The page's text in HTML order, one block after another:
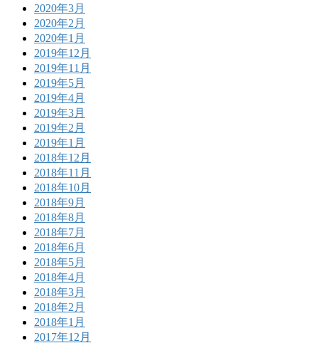
2020年3月
2020年2月
2020年1月
2019年12月
2019年11月
2019年5月
2019年4月
2019年3月
2019年2月
2019年1月
2018年12月
2018年11月
2018年10月
2018年9月
2018年8月
2018年7月
2018年6月
2018年5月
2018年4月
2018年3月
2018年2月
2018年1月
2017年12月